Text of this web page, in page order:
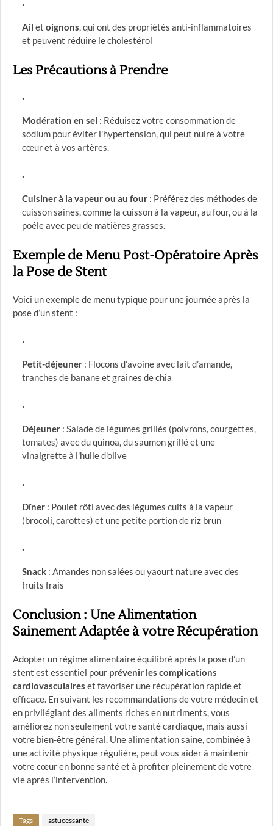
Ail et oignons, qui ont des propriétés anti-inflammatoires
et peuvent réduire le cholestérol
Les Précautions à Prendre
Modération en sel : Réduisez votre consommation de
sodium pour éviter l'hypertension, qui peut nuire à votre
cœur et à vos artères.
Cuisiner à la vapeur ou au four : Préférez des méthodes de
cuisson saines, comme la cuisson à la vapeur, au four, ou à la
poêle avec peu de matières grasses.
Exemple de Menu Post-Opératoire Après
la Pose de Stent
Voici un exemple de menu typique pour une journée après la
pose d’un stent :
Petit-déjeuner : Flocons d’avoine avec lait d’amande,
tranches de banane et graines de chia
Déjeuner : Salade de légumes grillés (poivrons, courgettes,
tomates) avec du quinoa, du saumon grillé et une
vinaigrette à l'huile d'olive
Dîner : Poulet rôti avec des légumes cuits à la vapeur
(brocoli, carottes) et une petite portion de riz brun
Snack : Amandes non salées ou yaourt nature avec des
fruits frais
Conclusion : Une Alimentation
Sainement Adaptée à votre Récupération
Adopter un régime alimentaire équilibré après la pose d’un
stent est essentiel pour prévenir les complications
cardiovasculaires et favoriser une récupération rapide et
efficace. En suivant les recommandations de votre médecin et
en privilégiant des aliments riches en nutriments, vous
améliorez non seulement votre santé cardiaque, mais aussi
votre bien-être général. Une alimentation saine, combinée à
une activité physique régulière, peut vous aider à maintenir
votre cœur en bonne santé et à profiter pleinement de votre
vie après l’intervention.
Tags astucessante